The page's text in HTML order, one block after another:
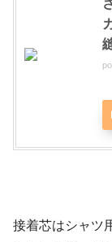
接着芯はシャツ